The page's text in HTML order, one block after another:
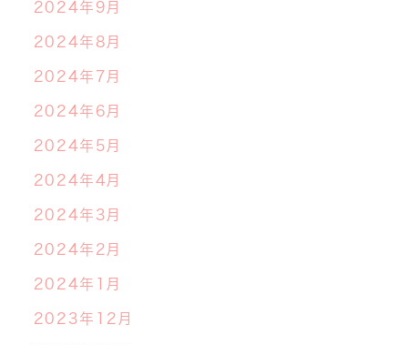
2024年9月
2024年8月
2024年7月
2024年6月
2024年5月
2024年4月
2024年3月
2024年2月
2024年1月
2023年12月